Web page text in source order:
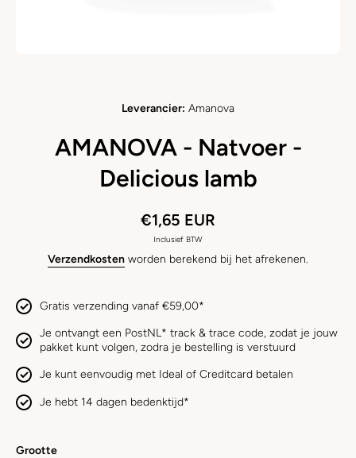
Leverancier: Amanova
AMANOVA - Natvoer -
Delicious lamb
€1,65 EUR
Inclusief BTW
Verzendkosten worden berekend bij het afrekenen.
Gratis verzending vanaf €59,00*
Je ontvangt een PostNL* track & trace code, zodat je jouw
pakket kunt volgen, zodra je bestelling is verstuurd
Je kunt eenvoudig met Ideal of Creditcard betalen
Je hebt 14 dagen bedenktijd*
Grootte